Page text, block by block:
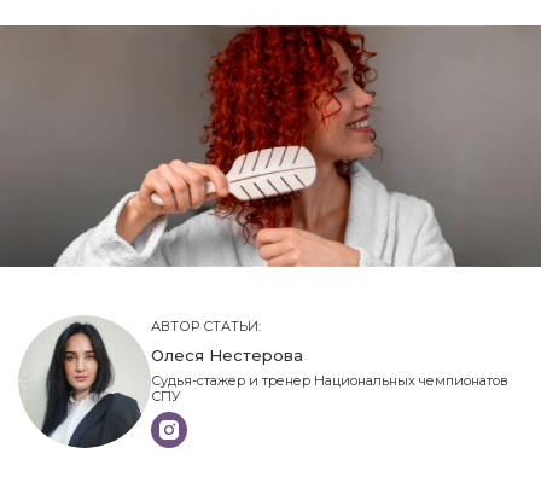
АВТОР СТАТЬИ:
Олеся Нестерова
Судья-стажер и тренер Национальных чемпионатов
СПУ